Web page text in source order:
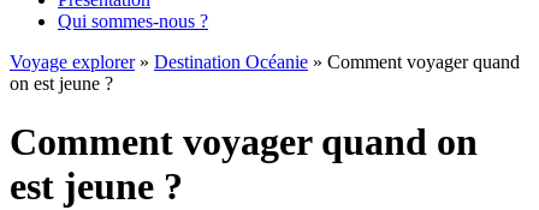
Qui sommes-nous ?
Voyage explorer» Destination Océanie » Comment voyager quand
on est jeune ?
Comment voyager quand on
est jeune ?